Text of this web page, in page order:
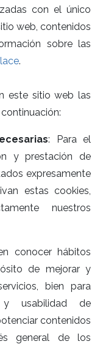
con el único
web, contenidos
sobre las
.
este sitio web las
: Para el
y prestación de
expresamente
estas cookies,
nuestros
conocer hábitos
de mejorar y
bien para
y usabilidad de
contenidos
general de los